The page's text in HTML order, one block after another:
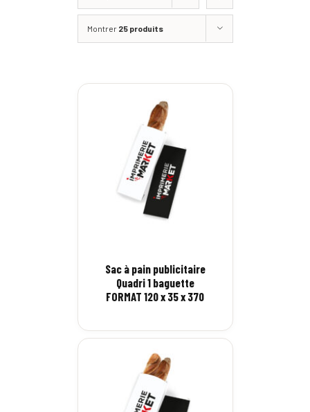
Montrer 25 produits
Sac à pain publicitaire
Quadri 1 baguette
FORMAT 120 x 35 x 370